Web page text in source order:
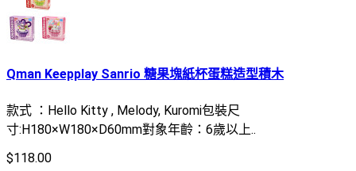
Qman Keepplay Sanrio 糖果塊紙杯蛋糕造型積木
款式 ：Hello Kitty , Melody, Kuromi包裝尺
寸:H180×W180×D60mm對象年齡：6歲以上..
$118.00